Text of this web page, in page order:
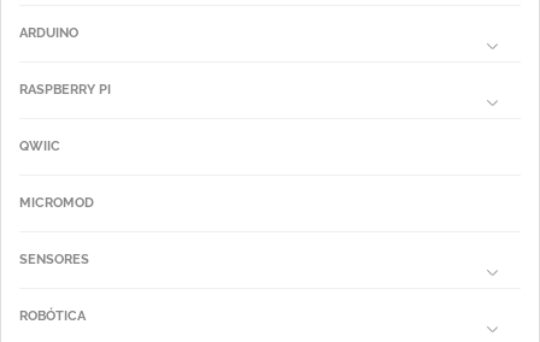
ARDUINO
RASPBERRY PI
QWIIC
MICROMOD
SENSORES
ROBÓTICA